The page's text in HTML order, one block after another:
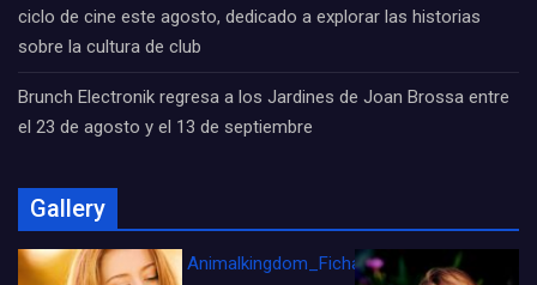
ciclo de cine este agosto, dedicado a explorar las historias
sobre la cultura de club
Brunch Electronik regresa a los Jardines de Joan Brossa entre
el 23 de agosto y el 13 de septiembre
Gallery
Animalkingdom_FichaCine